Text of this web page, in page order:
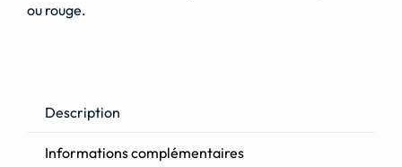
ou rouge.
Description
Informations complémentaires